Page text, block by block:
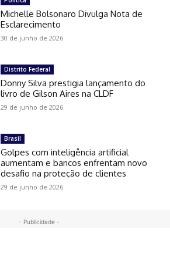
Michelle Bolsonaro Divulga Nota de
Esclarecimento
30 de junho de 2026
Distrito Federal
Donny Silva prestigia lançamento do
livro de Gilson Aires na CLDF
29 de junho de 2026
Brasil
Golpes com inteligência artificial
aumentam e bancos enfrentam novo
desafio na proteção de clientes
29 de junho de 2026
- Publicidade -